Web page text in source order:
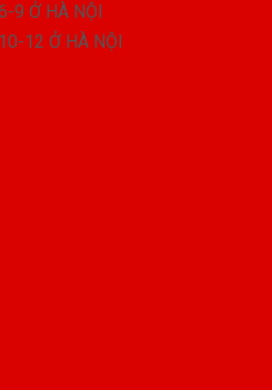
9 Ở HÀ NỘI
12 Ở HÀ NỘI